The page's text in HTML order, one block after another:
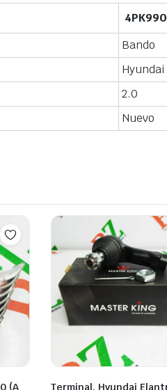
4PK990
Bando
2.0
Nuevo
(A
Terminal, Hyundai